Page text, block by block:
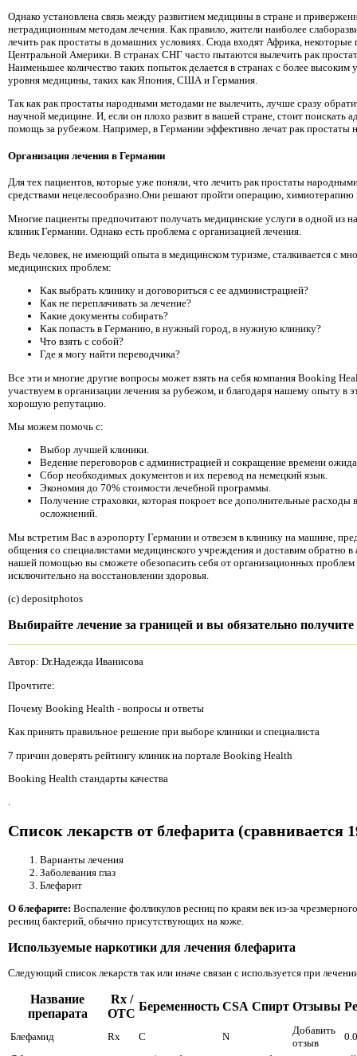
Однако установлена ​​связь между развитием медицины в стране и
нетрадиционным методам лечения. Как правило, жители наиболее
лечить рак простаты в домашних условиях. Сюда входят Африка, некоторые
Центральной Америки. В странах СНГ часто пытаются вылечить рак
Наименьшее количество таких попыток делается в странах с более высоким
уровня медицины, таких как Япония, США и Германия.
Так как рак простаты народными методами не вылечить, лучше сразу
научной медицине. И, если он плохо развит в вашей стране, стоит поискать
помощь за рубежом. Например, в Германии эффективно лечат рак простаты
Организация лечения в Германии
Для тех пациентов, которые уже поняли, что лечить рак простаты
средствами нецелесообразно.Они решают пройти операцию,
Многие пациенты предпочитают получать медицинские услуги в одной из
клиник Германии. Однако есть проблема с организацией лечения.
Ведь человек, не имеющий опыта в медицинском туризме, сталкивается с
медицинских проблем:
Как выбрать клинику и договориться с ее администрацией?
Как не переплачивать за лечение?
Какие документы собирать?
Как попасть в Германию, в нужный город, в нужную клинику?
Что взять с собой?
Где я могу найти переводчика?
Все эти и многие другие вопросы может взять на себя компания Booking
участвуем в организации лечения за рубежом, и благодаря нашему опыту в
хорошую репутацию.
Мы можем помочь с:
Выбор лучшей клиники.
Ведение переговоров с администрацией и сокращение времени
Сбор необходимых документов и их перевод на немецкий язык.
Экономия до 70% стоимости лечебной программы.
Получение страховки, которая покроет все дополнительные расходы
осложнений.
Мы встретим Вас в аэропорту Германии и отвезем в клинику на машине,
общения со специалистами медицинского учреждения и доставим обратно в
нашей помощью вы сможете обезопасить себя от организационных проблем
исключительно на восстановлении здоровья.
(c) depositphotos
Выбирайте лечение за границей и вы обязательно
Автор: Dr.Надежда Иванисова
Прочтите:
Почему Booking Health - вопросы и ответы
Как принять правильное решение при выборе клиники и специалиста
7 причин доверять рейтингу клиник на портале Booking Health
Booking Health стандарты качества
.
Список лекарств от блефарита (сравнивается
Варианты лечения
Заболевания глаз
Блефарит
О блефарите: Воспаление фолликулов ресниц по краям век из-за
ресниц бактерий, обычно присутствующих на коже.
Используемые наркотики для лечения блефарита
Следующий список лекарств так или иначе связан с используется при
Название
препарата
Rx /
OTC
Беременность CSA Спирт Отзывы
Блефамид Rx C N
Добавить
отзыв
0.0